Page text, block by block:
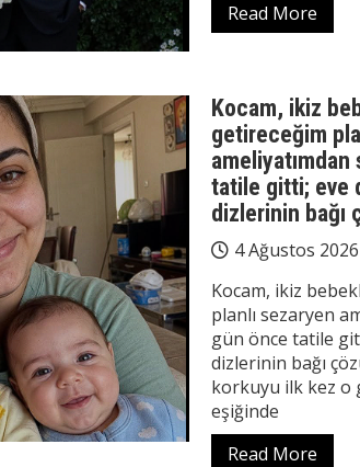
Read More
Kocam, ikiz
getireceğim
tatile gitti; eve
dizlerinin bağı
4 Ağustos 2026
Kocam, ikiz
planlı sezaryen
gün önce tatile
dizlerinin bağı
korkuyu ilk kez o
eşiğinde
Read More